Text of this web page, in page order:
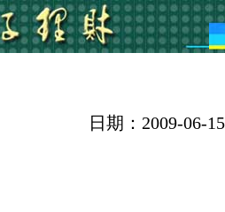
日期：2009-06-15